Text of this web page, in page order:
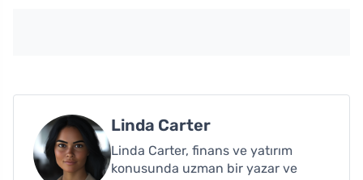
Linda Carter
Linda Carter, finans ve yatırım
konusunda uzman bir yazar ve